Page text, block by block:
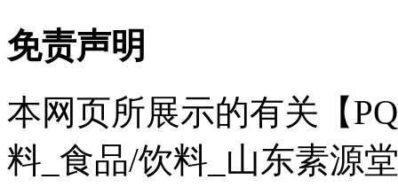
免责声明
本网页所展示的有关【
料_食品/饮料_山东素源